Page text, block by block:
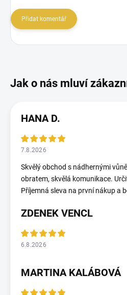
Přidat komentář
HANA D.
7.8.2026
Skvělý obchod s nádhernými
obratem, skvělá komunikace.
Příjemná sleva na první nákup a
ZDENEK VENCL
6.8.2026
MARTINA KALÁBOVÁ